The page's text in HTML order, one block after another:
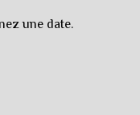
une date.